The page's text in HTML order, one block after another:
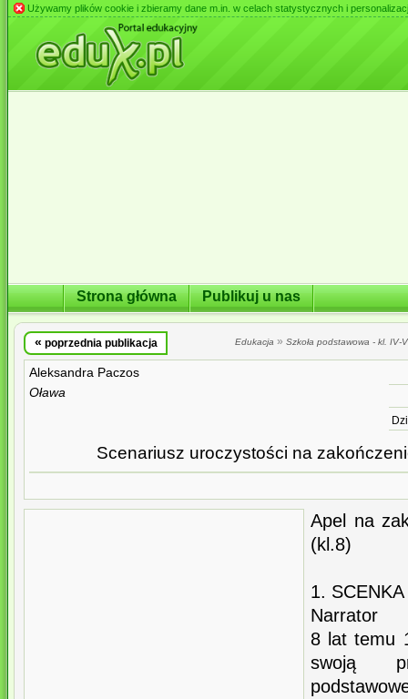
Używamy plików cookie i zbieramy dane m.in. w celach statystycznych i
Strona główna Publikuj u nas
« poprzednia publikacja Edukacja » Szkoła podstawowa - kl. IV-
Aleksandra Paczos
Oława
Scenariusz uroczystości na
Apel na
(kl.8)
1.
Narrator
8 lat temu
swoją